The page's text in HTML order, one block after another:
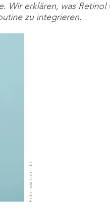
Wir erklären, was Retinol
zu integrieren.
Foto: wix.com Ltd.